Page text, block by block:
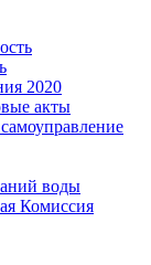
2020
акты
воды
Комиссия